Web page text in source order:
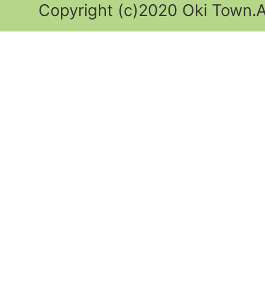
Copyright (c)2020 Oki